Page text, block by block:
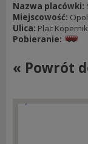
Nazwa placówki:
Miejscowość:
Ulica: Plac
Pobieranie:
« Powrót